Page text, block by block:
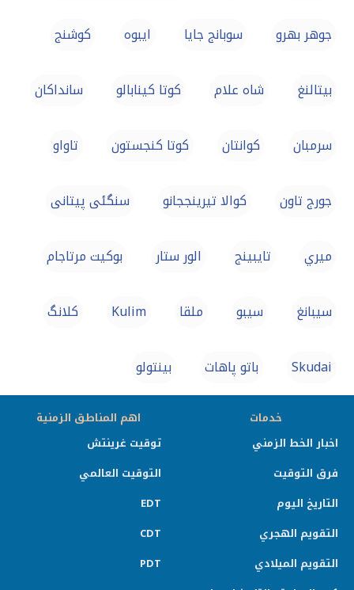
جوهر بهرو سوبانج جايا ايبوه كوشنج
بيتالنغ شاه علام كوتا كينابالو سانداكان
سرمبان كوانتان كوتا كنجستون تاواو
جورج تاون كوالا تيرينججانو سنگئی پیتانی
ميري تايبينج الور ستار بوكيت مرتاجام
سيبانغ سيبو ملقا Kulim کلانگ
Skudai باتو پاهات بينتولو
خدمات
اخبار الخط الزمني
فرق التوقيت
التاريخ اليوم
التقويم الهجري
التقويم الميلادي
اهم المناطق الزمنية
توقيت غرينتش
التوقيت العالمي
EDT
CDT
PDT